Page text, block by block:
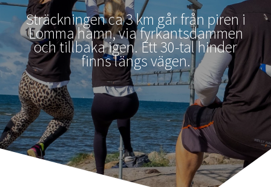
Sträckningen ca 3 km går från piren i
Lomma hamn, via fyrkantsdammen
och tillbaka igen. Ett 30-tal hinder
finns längs vägen.